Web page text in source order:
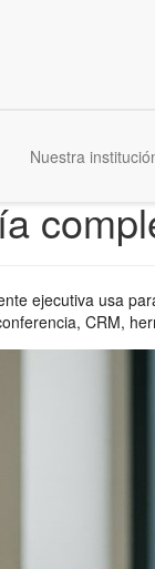
Nuestra
ejecutiva usa
CRM,